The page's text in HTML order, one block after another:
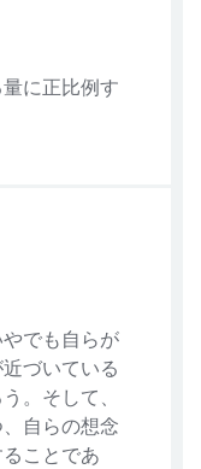
に正比例す
でも自らが
づいている
。そして、
自らの想念
ことであ